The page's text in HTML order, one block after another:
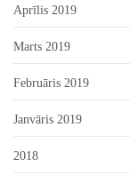
Aprīlis 2019
Marts 2019
Februāris 2019
Janvāris 2019
2018